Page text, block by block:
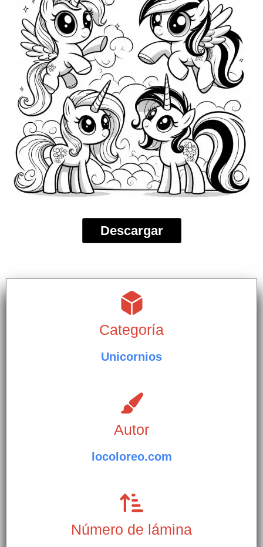
Descargar
Categoría
Unicornios
Autor
locoloreo.com
Número de lámina